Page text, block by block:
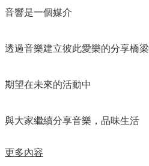
音響是一個媒介​
透過音樂建立彼此愛樂的分享橋梁​
期望在未來的活動中​
與大家繼續分享音樂，品味生活
更多內容